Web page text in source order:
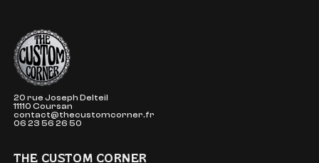
The Custom Corner
20 rue Joseph Delteil
11110 Coursan
contact@thecustomcorner.fr
06 23 56 26 50
THE CUSTOM CORNER